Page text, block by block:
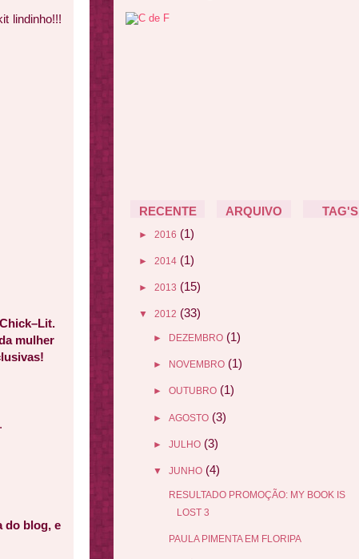
lindinho!!!
mulher
do blog, e
RECENTE ARQUIVO TAG'S
► 2016 (1)
► 2014 (1)
► 2013 (15)
▼ 2012 (33)
► DEZEMBRO (1)
► NOVEMBRO (1)
► OUTUBRO (1)
► AGOSTO (3)
► JULHO (3)
▼ JUNHO (4)
RESULTADO PROMOÇÃO: MY BOOK IS
LOST 3
PAULA PIMENTA EM FLORIPA